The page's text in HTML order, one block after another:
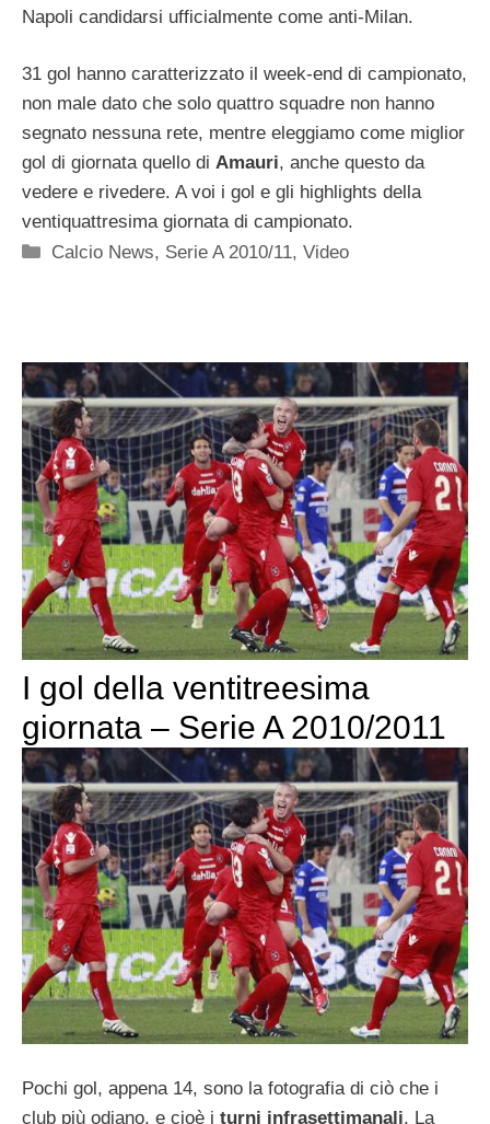
Napoli candidarsi ufficialmente come anti-Milan.
31 gol hanno caratterizzato il week-end di campionato,
non male dato che solo quattro squadre non hanno
segnato nessuna rete, mentre eleggiamo come miglior
gol di giornata quello di Amauri, anche questo da
vedere e rivedere. A voi i gol e gli highlights della
ventiquattresima giornata di campionato.
Categorie
Calcio News, Serie A 2010/11,Video
I gol della ventitreesima
giornata – Serie A 2010/2011
Pochi gol, appena 14, sono la fotografia di ciò che i
club più odiano, e cioè i turni infrasettimanali. La